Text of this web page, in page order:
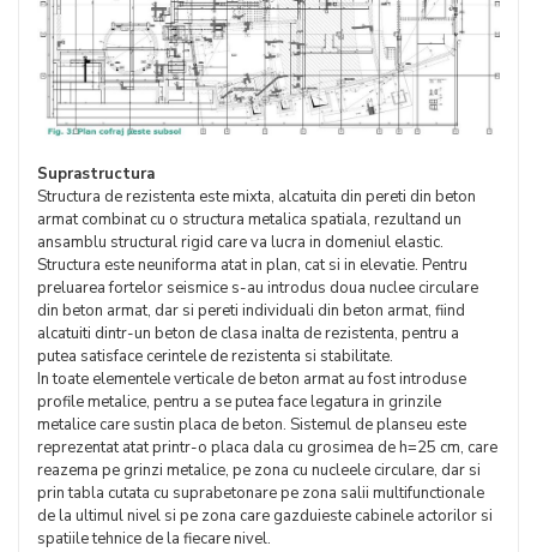
Suprastructura
Structura de rezistenta este mixta, alcatuita din pereti din beton
armat combinat cu o structura metalica spatiala, rezultand un
ansamblu structural rigid care va lucra in domeniul elastic.
Structura este neuniforma atat in plan, cat si in elevatie. Pentru
preluarea fortelor seismice s-au introdus doua nuclee circulare
din beton armat, dar si pereti individuali din beton armat, fiind
alcatuiti dintr-un beton de clasa inalta de rezistenta, pentru a
putea satisface cerintele de rezistenta si stabilitate.
In toate elementele verticale de beton armat au fost introduse
profile metalice, pentru a se putea face legatura in grinzile
metalice care sustin placa de beton. Sistemul de planseu este
reprezentat atat printr-o placa dala cu grosimea de h=25 cm, care
reazema pe grinzi metalice, pe zona cu nucleele circulare, dar si
prin tabla cutata cu suprabetonare pe zona salii multifunctionale
de la ultimul nivel si pe zona care gazduieste cabinele actorilor si
spatiile tehnice de la fiecare nivel.